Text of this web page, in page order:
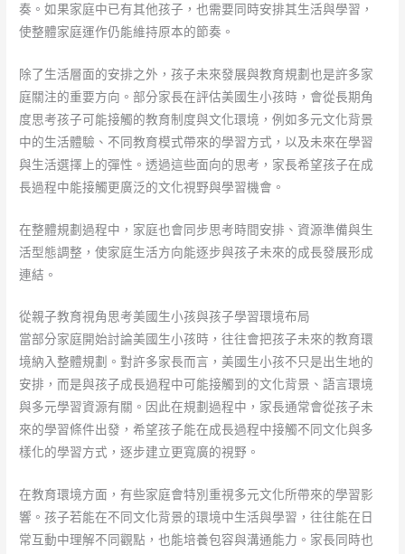
奏。如果家庭中已有其他孩子，也需要同時安排其生活與學習，
使整體家庭運作仍能維持原本的節奏。
除了生活層面的安排之外，孩子未來發展與教育規劃也是許多家
庭關注的重要方向。部分家長在評估美國生小孩時，會從長期角
度思考孩子可能接觸的教育制度與文化環境，例如多元文化背景
中的生活體驗、不同教育模式帶來的學習方式，以及未來在學習
與生活選擇上的彈性。透過這些面向的思考，家長希望孩子在成
長過程中能接觸更廣泛的文化視野與學習機會。
在整體規劃過程中，家庭也會同步思考時間安排、資源準備與生
活型態調整，使家庭生活方向能逐步與孩子未來的成長發展形成
連結。
從親子教育視角思考美國生小孩與孩子學習環境布局
當部分家庭開始討論美國生小孩時，往往會把孩子未來的教育環
境納入整體規劃。對許多家長而言，美國生小孩不只是出生地的
安排，而是與孩子成長過程中可能接觸到的文化背景、語言環境
與多元學習資源有關。因此在規劃過程中，家長通常會從孩子未
來的學習條件出發，希望孩子能在成長過程中接觸不同文化與多
樣化的學習方式，逐步建立更寬廣的視野。
在教育環境方面，有些家庭會特別重視多元文化所帶來的學習影
響。孩子若能在不同文化背景的環境中生活與學習，往往能在日
常互動中理解不同觀點，也能培養包容與溝通能力。家長同時也